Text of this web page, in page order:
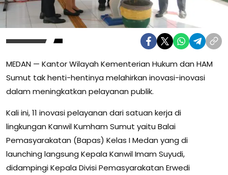
MEDAN — Kantor Wilayah Kementerian Hukum dan HAM
Sumut tak henti-hentinya melahirkan inovasi-inovasi
dalam meningkatkan pelayanan publik.
Kali ini, 11 inovasi pelayanan dari satuan kerja di
lingkungan Kanwil Kumham Sumut yaitu Balai
Pemasyarakatan (Bapas) Kelas I Medan yang di
launching langsung Kepala Kanwil Imam Suyudi,
didampingi Kepala Divisi Pemasyarakatan Erwedi